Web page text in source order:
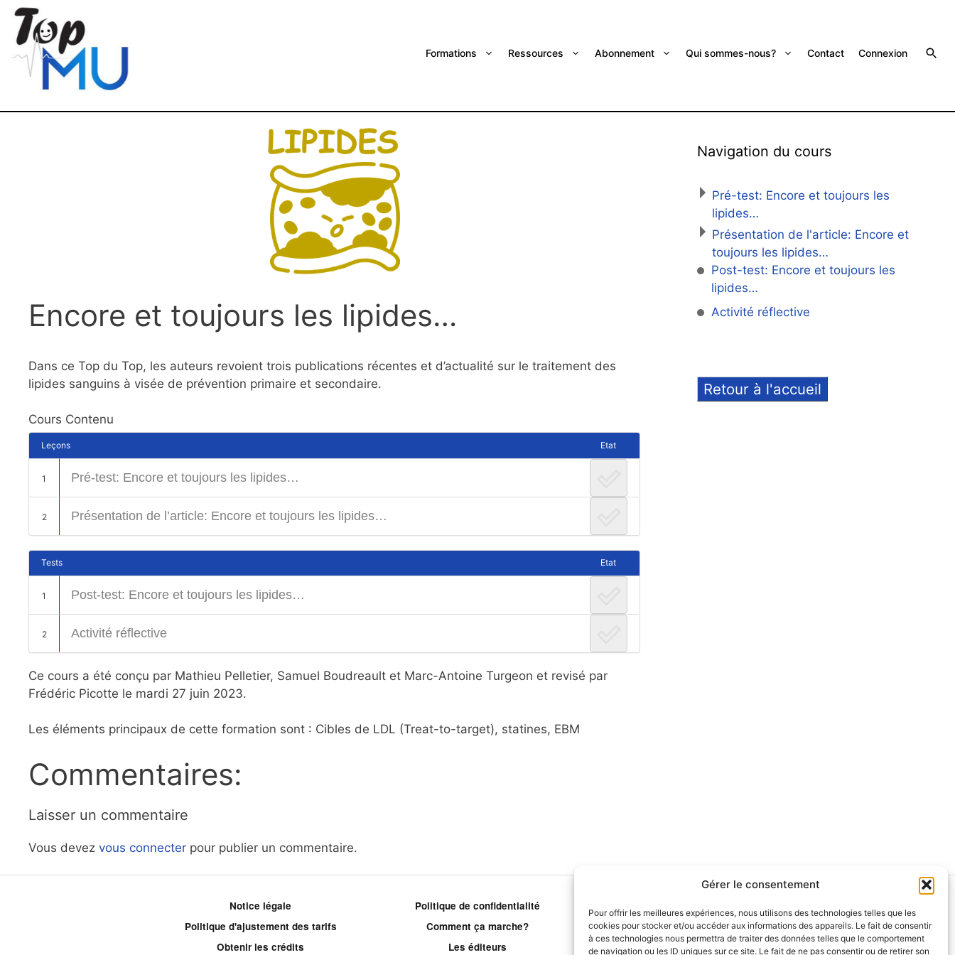
Gérer le consentement
Pour offrir les meilleures expériences, nous utilisons des technologies telles que les
cookies pour stocker et/ou accéder aux informations des appareils. Le fait de consentir
à ces technologies nous permettra de traiter des données telles que le comportement
de navigation ou les ID uniques sur ce site. Le fait de ne pas consentir ou de retirer son
Formations Ressources Abonnement Qui sommes-nous? Contact Connexion
Encore et toujours les lipides…
Dans ce Top du Top, les auteurs revoient trois publications récentes et d’actualité sur le traitement des
lipides sanguins à visée de prévention primaire et secondaire.
Cours Contenu
Leçons Etat
1 Pré-test: Encore et toujours les lipides…
2 Présentation de l’article: Encore et toujours les lipides…
Tests Etat
1 Post-test: Encore et toujours les lipides…
2 Activité réflective
Ce cours a été conçu par Mathieu Pelletier, Samuel Boudreault et Marc-Antoine Turgeon et revisé par
Frédéric Picotte le mardi 27 juin 2023.
Les éléments principaux de cette formation sont : Cibles de LDL (Treat-to-target), statines, EBM
Commentaires:
Laisser un commentaire
Vous devez vous connecter pour publier un commentaire.
Navigation du cours
Pré-test: Encore et toujours les
lipides…
Présentation de l'article: Encore et
toujours les lipides…
Post-test: Encore et toujours les
lipides…
Activité réflective
Retour à l'accueil
Notice légale Politique de confidentialité
Politique de remboursement
Politique d'ajustement des tarifs
Comment ça marche?
Qui sommes-nous?
Obtenir les crédits
Les éditeurs Les experts et collaborateurs